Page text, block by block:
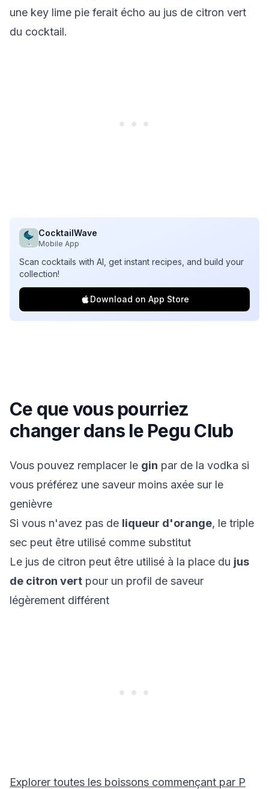
une key lime pie ferait écho au jus de citron vert
du cocktail.
CocktailWave
Mobile App
Scan cocktails with AI, get instant recipes, and build your
collection!
Download on App Store
Ce que vous pourriez
changer dans le Pegu Club
Vous pouvez remplacer le gin par de la vodka si
vous préférez une saveur moins axée sur le
genièvre
Si vous n'avez pas de liqueur d'orange, le triple
sec peut être utilisé comme substitut
Le jus de citron peut être utilisé à la place du jus
de citron vert pour un profil de saveur
légèrement différent
Explorer toutes les boissons commençant par P